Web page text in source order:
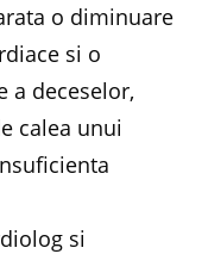
o diminuare
si o
a deceselor,
calea unui
si